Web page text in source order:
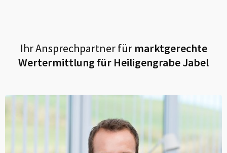
Ihr Ansprechpartner fürmarktgerechte
Wertermittlung für Heiligengrabe Jabel